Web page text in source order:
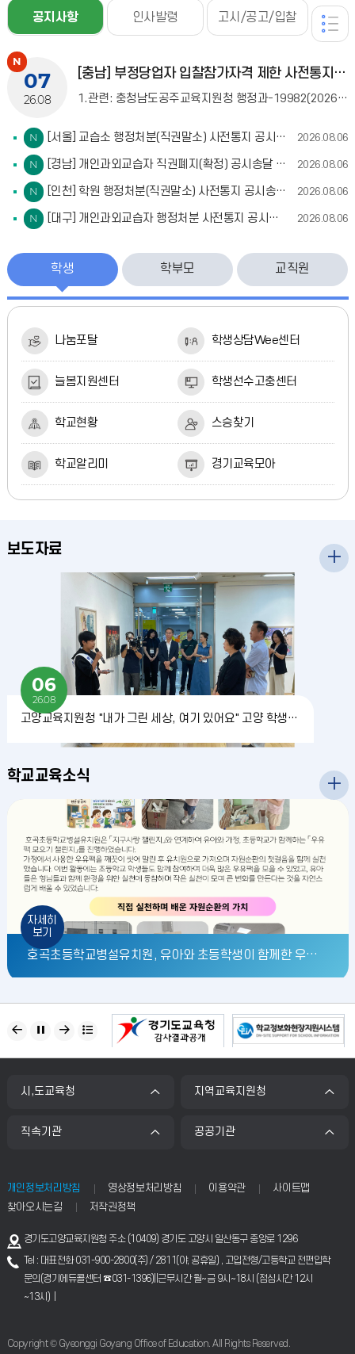
공지사항 인사발령 고시/공고/입찰
[충남] 부정당업자 입찰참가자격 제한 사전통지(청문실시통지) 공시송달 공고
1.관련: 충청남도공주교육지원청 행정과-19982(2026. 8. 6.)2.부정당업자 입찰참가자격 제한 처분에 앞서 「행정절차법」제21조 제2항에 따라 처분 사전
26.08
07
[서울] 교습소 행정처분(직권말소) 사전통지 공시송달 공고 2026.08.06
[경남] 개인과외교습자 직권폐지(확정) 공시송달 공고권 2026.08.06
[인천] 학원 행정처분(직권말소) 사전통지 공시송달 공고 2026.08.06
[대구] 개인과외교습자 행정처분 사전통지 공시송달 공고 2026.08.06
공지사항
더보기
학생 학부모 교직원
나눔포탈 학생상담Wee센터
늘봄지원센터 학생선수고충센터
학교현황 스승찾기
학교알리미 경기교육모아
보도자료
고양교육지원청 "내가 그린 세상, 여기 있어요" 고양 학생들의 예술이 활짝 열리다
26.08
06
학교교육소식
호곡초등학교병설유치원, 유아와 초등학생이 함께한 우유팩 모으기 챌린지
자세히
보기
시,도교육청 지역교육지원청
직속기관 공공기관
개인정보처리방침 영상정보처리방침 이용약관
사이트맵
찾아오시는길
저작권정책
경기도고양교육지원청 주소 (10409) 경기도 고양시 일산동구 중앙로 1296
Tel : 대표전화 031-900-2800(주) / 2811(야, 공휴일) , 고입전형/고등학교 전편입학
문의(경기에듀콜센터 ☎031-1396)||근무시간 월~금 9시~18시 (점심시간 12시
~13시) |
Copyright © Gyeonggi Goyang Office of Education. All Rights Reserved.